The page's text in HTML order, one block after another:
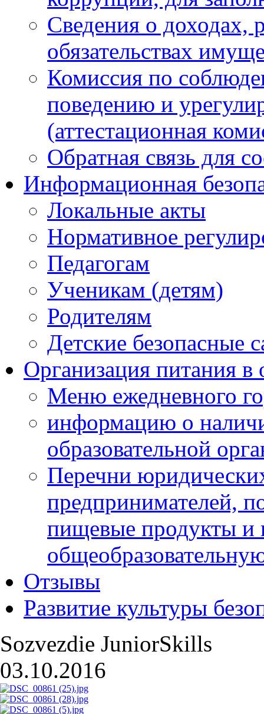
Сведения о доходах,
обязательствах
Комиссия по
поведению и
(аттестационная
Обратная связь для
Информационная
Локальные акты
Нормативное
Педагогам
Ученикам (детям)
Родителям
Детские безопасные
Организация питания в
Меню ежедневного
информацию о
образовательной
Перечни
предпринимателей,
пищевые продукты и
Отзывы
Развитие культуры
Sozvezdie JuniorSkills
03.10.2016